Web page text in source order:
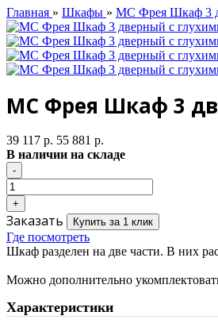
Главная » Шкафы » МС Фрея Шкаф 3
МС Фрея Шкаф 3
39 117 р. 55 881 р.
В наличии на складе
Заказать Купить за 1 клик
Где посмотреть
Шкаф разделен на две части. В них
Можно дополнительно
Характеристики